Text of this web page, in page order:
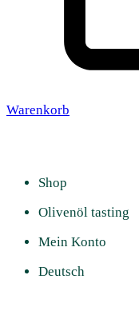
Warenkorb
Shop
Olivenöl tasting
Mein Konto
Deutsch